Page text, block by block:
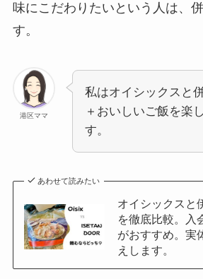
味にこだわりたいという人は、
す。
港区ママ
私はオイシックスと
＋おいしいご飯を楽
す。
あわせて読みたい
オイシックスと
を徹底比較。入
がおすすめ。実
えします。